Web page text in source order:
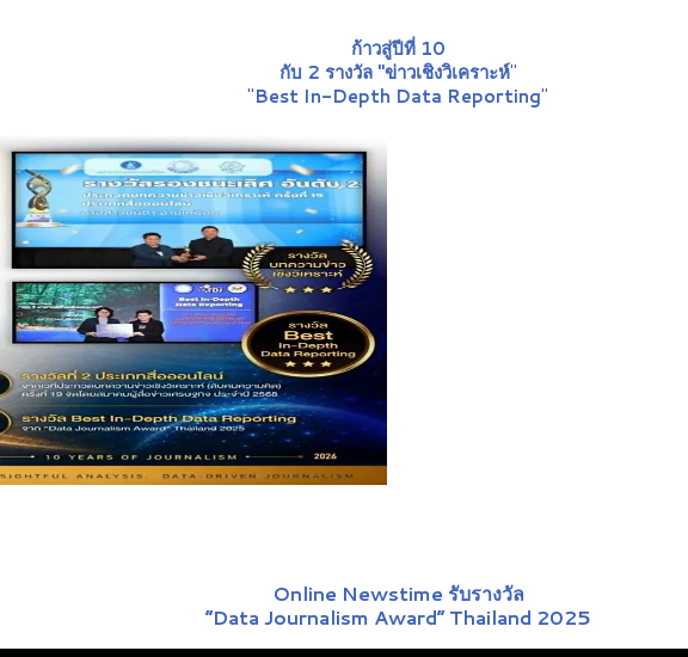
ก้าวสู่ปีที่ 10
กับ 2 รางวัล "ข่าวเชิงวิเคราะห์"
"Best In-Depth Data Reporting"
Online Newstime รับรางวัล
“Data Journalism Award” Thailand 2025